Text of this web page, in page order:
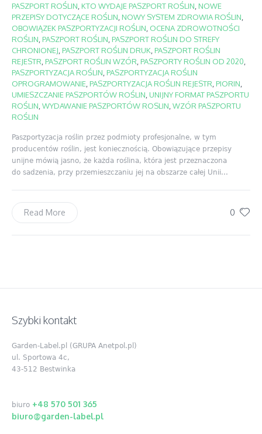
PASZPORT ROŚLIN KTO WYDAJE PASZPORT ROŚLIN NOWE
PRZEPISY DOTYCZĄCE ROŚLIN NOWY SYSTEM ZDROWIA ROŚLIN
OBOWIĄZEK PASZPORTYZACJI ROŚLIN OCENA ZDROWOTNOŚCI
ROŚLIN PASZPORT ROŚLIN PASZPORT ROŚLIN DO STREFY
CHRONIONEJ PASZPORT ROŚLIN DRUK PASZPORT ROŚLIN
REJESTR PASZPORT ROŚLIN WZÓR PASZPORTY ROŚLIN OD 2020
PASZPORTYZACJA ROŚLIN PASZPORTYZACJA ROŚLIN
OPROGRAMOWANIE PASZPORTYZACJA ROŚLIN REJESTR PIORIN
UMIESZCZANIE PASZPORTÓW ROŚLIN UNIJNY FORMAT PASZPORTU
ROŚLIN WYDAWANIE PASZPORTÓW ROSLIN WZÓR PASZPORTU
ROŚLIN
Paszportyzacja roślin przez podmioty profesjonalne, w tym
producentów roślin, jest koniecznością. Obowiązujące przepisy
unijne mówią jasno, że każda roślina, która jest przeznaczona
do sadzenia, przy przemieszczaniu jej na obszarze całej Unii...
0
Read More
Szybki kontakt
Garden-Label.pl (GRUPA Anetpol.pl)
ul. Sportowa 4c,
43-512 Bestwinka
biuro +48 570 501 365
biuro@garden-label.pl